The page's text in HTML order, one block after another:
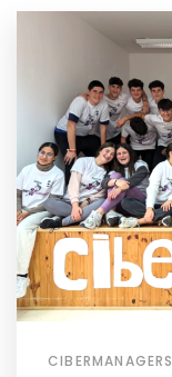
CIBERMANAGERS